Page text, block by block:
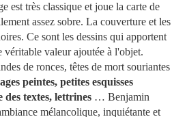
est très classique et joue la carte de
assez sobre. La couverture et les
Ce sont les dessins qui apportent
véritable valeur ajoutée à l'objet.
de ronces, têtes de mort souriantes
peintes, petites esquisses
des textes, lettrines … Benjamin
mélancolique, inquiétante et